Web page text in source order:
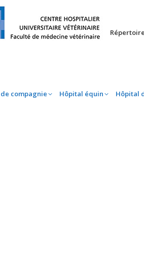
Répertoire
compagnie Hôpital équin Hôpital
animaux de compagnie Hôpital équin